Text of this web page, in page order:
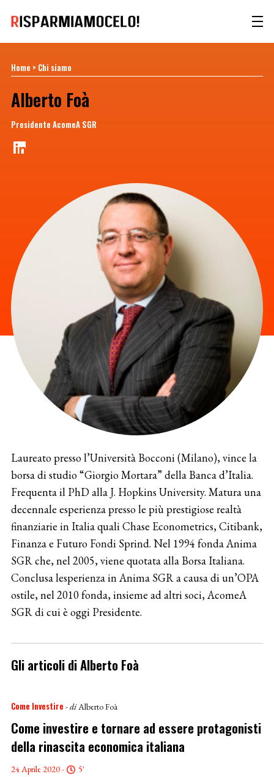
Home > Chi siamo
Alberto Foà
Presidente AcomeA SGR
Laureato presso l’Università Bocconi (Milano), vince la
borsa di studio “Giorgio Mortara” della Banca d’Italia.
Frequenta il PhD alla J. Hopkins University. Matura una
decennale esperienza presso le più prestigiose realtà
finanziarie in Italia quali Chase Econometrics, Citibank,
Finanza e Futuro Fondi Sprind. Nel 1994 fonda Anima
SGR che, nel 2005, viene quotata alla Borsa Italiana.
Conclusa lesperienza in Anima SGR a causa di un’OPA
ostile, nel 2010 fonda, insieme ad altri soci, AcomeA
SGR di cui è oggi Presidente.
Gli articoli di Alberto Foà
Come Investire - diAlberto Foà
Come investire e tornare ad essere protagonisti
della rinascita economica italiana
24 Aprile 2020 - 5'